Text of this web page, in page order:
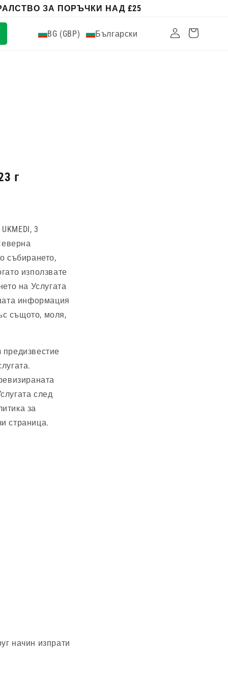
ЗА ПОРЪЧКИ НАД £25
BG (GBP) Български ВлизамКоличка
г
3
събирането,
използвате
на Услугата
информация
същото, моля,
след
за
страница.
начин изпрати